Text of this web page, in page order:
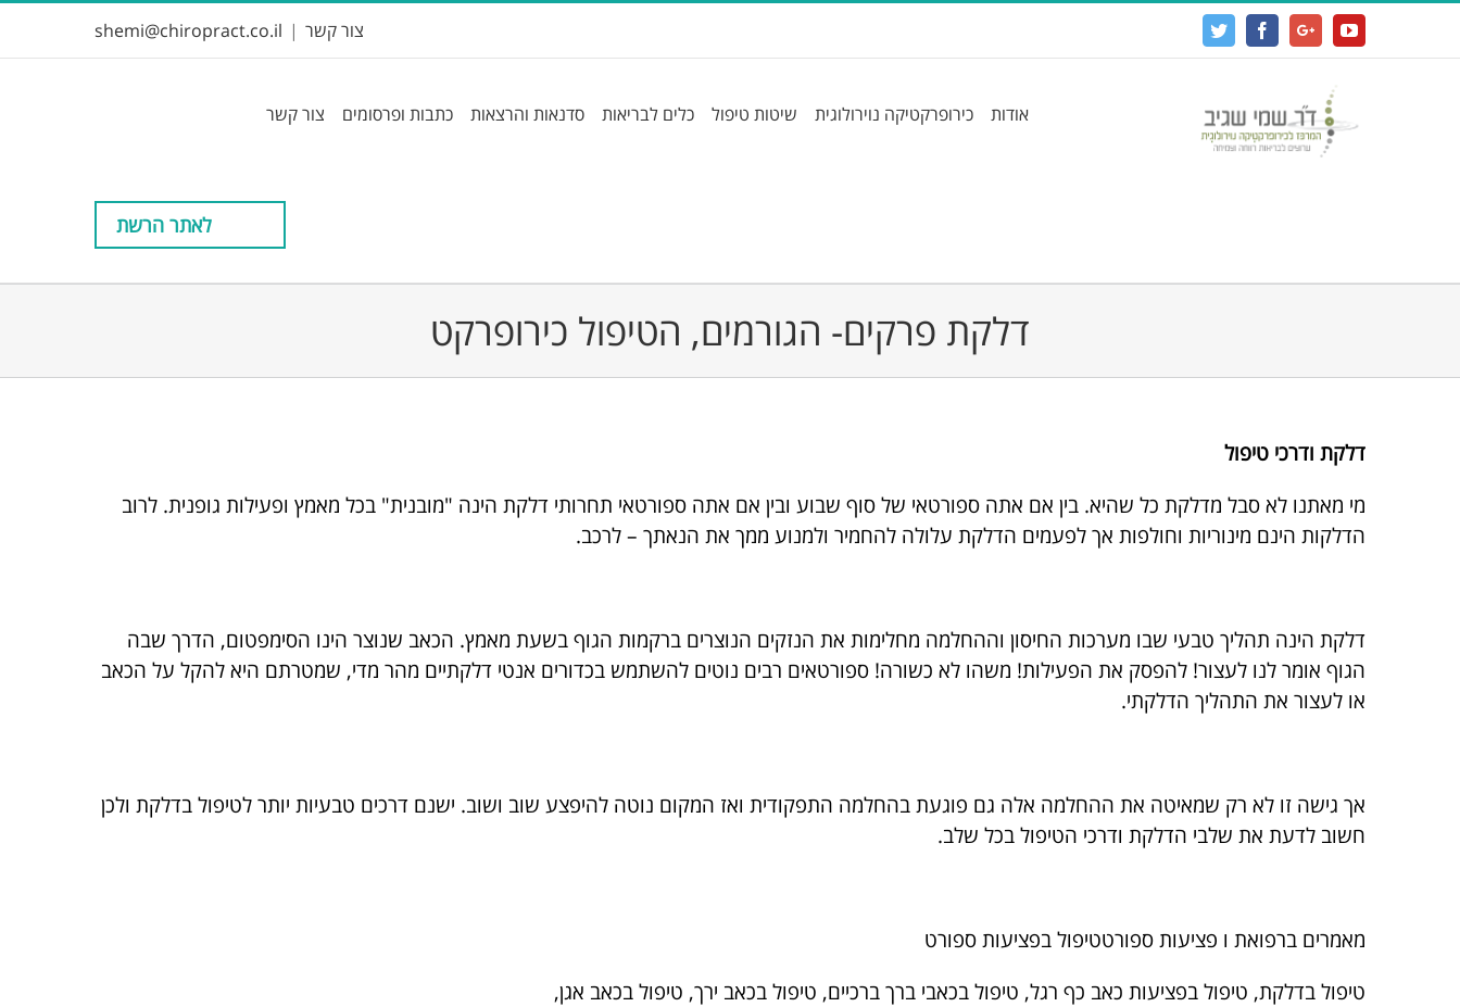
YouTube
Google+
Facebook צור קשר |
shemi@chiropract.co.il
אודות כירופרקטיקה נוירולוגית שיטות טיפול כלים לבריאות סדנאות והרצאות כתבות ופרסומים צור קשר
לאתר הרשת
דלקת פרקים- הגורמים, הטיפול כירופרקט
דלקת ודרכי טיפול
מי מאתנו לא סבל מדלקת כל שהיא. בין אם אתה ספורטאי של סוף שבוע ובין אם אתה ספורטאי תחרותי דלקת הינה "מובנית" בכל מאמץ ופעילות גופנית. לרוב
הדלקות הינם מינוריות וחולפות אך לפעמים הדלקת עלולה להחמיר ולמנוע ממך את הנאתך – לרכב.
דלקת הינה תהליך טבעי שבו מערכות החיסון וההחלמה מחלימות את הנזקים הנוצרים ברקמות הגוף בשעת מאמץ. הכאב שנוצר הינו הסימפטום, הדרך שבה
הגוף אומר לנו לעצור! להפסק את הפעילות! משהו לא כשורה! ספורטאים רבים נוטים להשתמש בכדורים אנטי דלקתיים מהר מדי, שמטרתם היא להקל על הכאב
או לעצור את התהליך הדלקתי.
אך גישה זו לא רק שמאיטה את ההחלמה אלה גם פוגעת בהחלמה התפקודית ואז המקום נוטה להיפצע שוב ושוב. ישנם דרכים טבעיות יותר לטיפול בדלקת ולכן
חשוב לדעת את שלבי הדלקת ודרכי הטיפול בכל שלב.
מאמרים ברפואת ו פציעות ספורטטיפול בפציעות ספורט
טיפול בדלקת, טיפול בפציעות כאב כף רגל, טיפול בכאבי ברך ברכיים, טיפול בכאב ירך, טיפול בכאב אגן,